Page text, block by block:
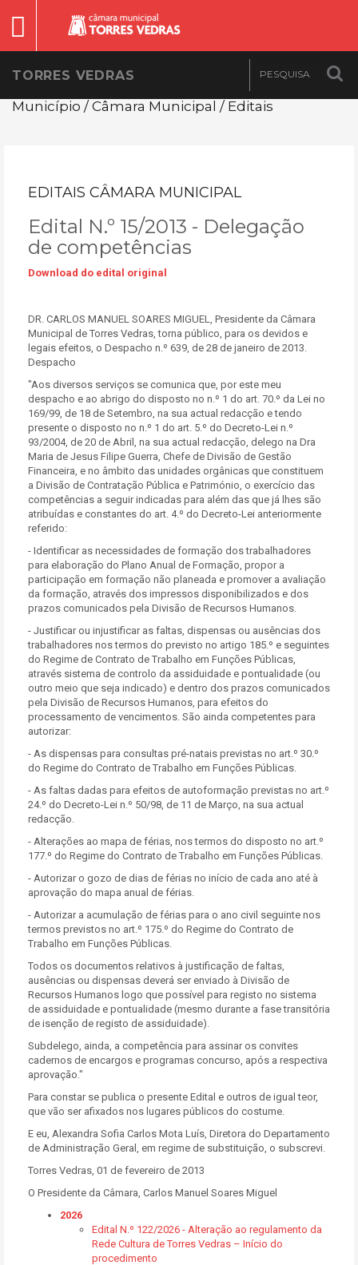
TORRES VEDRAS
Município / Câmara Municipal / Editais
EDITAIS CÂMARA MUNICIPAL
Edital N.º 15/2013 - Delegação
de competências
Download do edital original
DR. CARLOS MANUEL SOARES MIGUEL, Presidente da Câmara
Municipal de Torres Vedras, torna público, para os devidos e
legais efeitos, o Despacho n.º 639, de 28 de janeiro de 2013.
Despacho
"Aos diversos serviços se comunica que, por este meu
despacho e ao abrigo do disposto no n.º 1 do art. 70.º da Lei no
169/99, de 18 de Setembro, na sua actual redacção e tendo
presente o disposto no n.º 1 do art. 5.º do Decreto-Lei n.º
93/2004, de 20 de Abril, na sua actual redacção, delego na Dra
Maria de Jesus Filipe Guerra, Chefe de Divisão de Gestão
Financeira, e no âmbito das unidades orgânicas que constituem
a Divisão de Contratação Pública e Património, o exercício das
competências a seguir indicadas para além das que já lhes são
atribuídas e constantes do art. 4.º do Decreto-Lei anteriormente
referido:
- Identificar as necessidades de formação dos trabalhadores
para elaboração do Plano Anual de Formação, propor a
participação em formação não planeada e promover a avaliação
da formação, através dos impressos disponibilizados e dos
prazos comunicados pela Divisão de Recursos Humanos.
- Justificar ou injustificar as faltas, dispensas ou ausências dos
trabalhadores nos termos do previsto no artigo 185.º e seguintes
do Regime de Contrato de Trabalho em Funções Públicas,
através sistema de controlo da assiduidade e pontualidade (ou
outro meio que seja indicado) e dentro dos prazos comunicados
pela Divisão de Recursos Humanos, para efeitos do
processamento de vencimentos. São ainda competentes para
autorizar:
- As dispensas para consultas pré-natais previstas no art.º 30.º
do Regime do Contrato de Trabalho em Funções Públicas.
- As faltas dadas para efeitos de autoformação previstas no art.º
24.º do Decreto-Lei n.º 50/98, de 11 de Março, na sua actual
redacção.
- Alterações ao mapa de férias, nos termos do disposto no art.º
177.º do Regime do Contrato de Trabalho em Funções Públicas.
- Autorizar o gozo de dias de férias no início de cada ano até à
aprovação do mapa anual de férias.
- Autorizar a acumulação de férias para o ano civil seguinte nos
termos previstos no art.º 175.º do Regime do Contrato de
Trabalho em Funções Públicas.
Todos os documentos relativos à justificação de faltas,
ausências ou dispensas deverá ser enviado à Divisão de
Recursos Humanos logo que possível para registo no sistema
de assiduidade e pontualidade (mesmo durante a fase transitória
de isenção de registo de assiduidade).
Subdelego, ainda, a competência para assinar os convites
cadernos de encargos e programas concurso, após a respectiva
aprovação."
Para constar se publica o presente Edital e outros de igual teor,
que vão ser afixados nos lugares públicos do costume.
E eu, Alexandra Sofia Carlos Mota Luís, Diretora do Departamento
de Administração Geral, em regime de substituição, o subscrevi.
Torres Vedras, 01 de fevereiro de 2013
O Presidente da Câmara, Carlos Manuel Soares Miguel
2026
Edital N.º 122/2026 - Alteração ao regulamento da
Rede Cultura de Torres Vedras – Início do
procedimento